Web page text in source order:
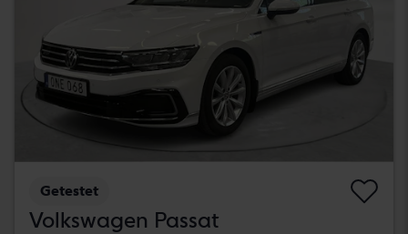
Getestet
Volkswagen Passat